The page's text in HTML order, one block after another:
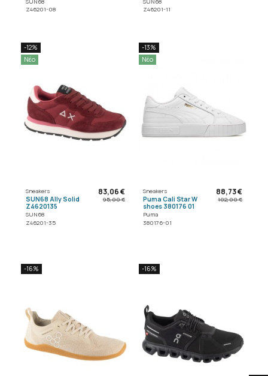
Z46201-08
Z46201-11
-12%
Νέο
Sneakers
SUN68 Ally Solid
Z4620135
SUN68
Z46201-35
83,06 €
95,00 €
-13%
Νέο
Sneakers
Puma Cali Star W
shoes 380176 01
Puma
380176-01
88,73 €
102,00 €
-16% -16%